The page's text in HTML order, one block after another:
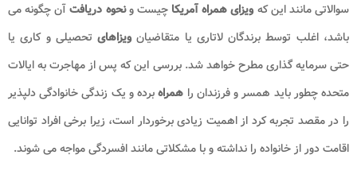
سوالاتی مانند این که ویزای همراه آمریکا چیست ونحوه دریافتآن چگونه می
باشد، اغلب توسط برندگان لاتاری یا متقاضیان ویزاهایتحصیلی و کاری یا
حتی سرمایه گذاری مطرح خواهد شد. بررسی این که پس از مهاجرت به ایالات
متحده چطور باید همسر و فرزندان را همراهبرده و یک زندگی خانوادگی دلپذیر
را در مقصد تجربه کرد از اهمیت زیادی برخوردار است، زیرا برخی افراد توانایی
اقامت دور از خانواده را نداشته و با مشکلاتی مانند افسردگی مواجه می شوند.